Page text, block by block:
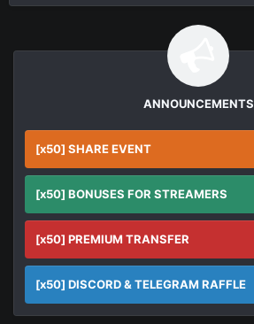
ANNOUNCEMENTS
[x50] SHARE EVENT
[x50] BONUSES FOR STREAMERS
[x50] PREMIUM TRANSFER
[x50] DISCORD & TELEGRAM RAFFLE